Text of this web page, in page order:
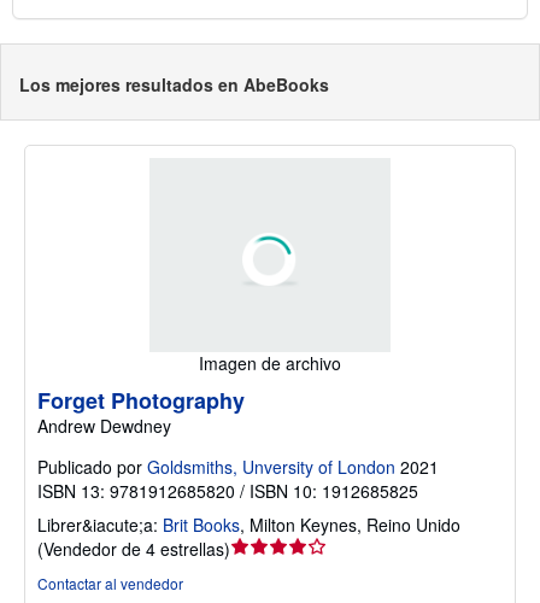
Los mejores resultados en AbeBooks
Imagen de archivo
Forget Photography
Andrew Dewdney
Publicado por Goldsmiths, Unversity of London 2021
ISBN 13: 9781912685820 / ISBN 10: 1912685825
Librer&iacute;a: Brit Books, Milton Keynes, Reino Unido
(Vendedor de 4 estrellas)Calificación
Contactar al vendedor